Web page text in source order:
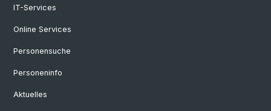
IT-Services
Online Services
Personensuche
Personeninfo
Aktuelles